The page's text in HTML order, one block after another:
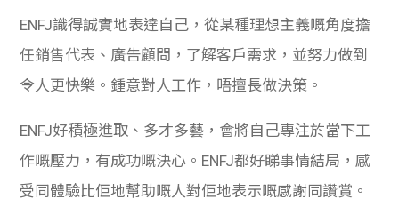
ENFJ識得誠實地表達自己，從某種理想主義嘅角度擔
任銷售代表、廣告顧問，了解客戶需求，並努力做到
令人更快樂。鍾意對人工作，唔擅長做決策。
ENFJ好積極進取、多才多藝，會將自己專注於當下工
作嘅壓力，有成功嘅決心。 ENFJ都好睇事情結局，感
受同體驗比佢地幫助嘅人對佢地表示嘅感謝同讚賞。